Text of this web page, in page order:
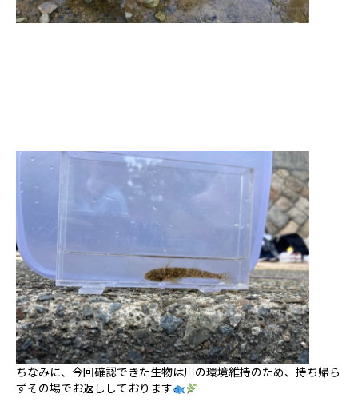
ちなみに、今回確認できた生物は川の環境維持のため、持ち帰ら
ずその場でお返ししております